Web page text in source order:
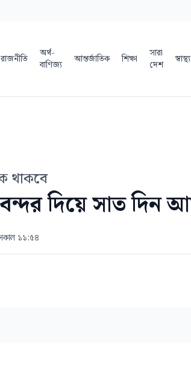
রাজনীতি
অর্থ-
বাণিজ্য
আন্তর্জাতিক শিক্ষা
সারা
দেশ
স্বাস্থ্য
থাকবে
দিয়ে সাত দিন
১১:৫৪